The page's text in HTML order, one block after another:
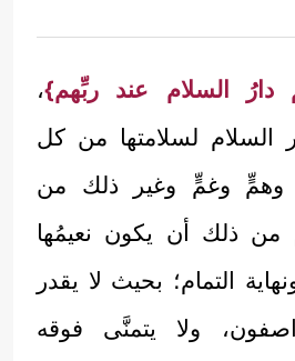
دارُ السلام عند ربِّهم}،
السلام لسلامتها من كل
وهمٍّ وغمٍّ وغير ذلك من
من ذلك أن يكون نعيمُها
التمام؛ بحيث لا يقدر
ولا يتمنَّى فوقه